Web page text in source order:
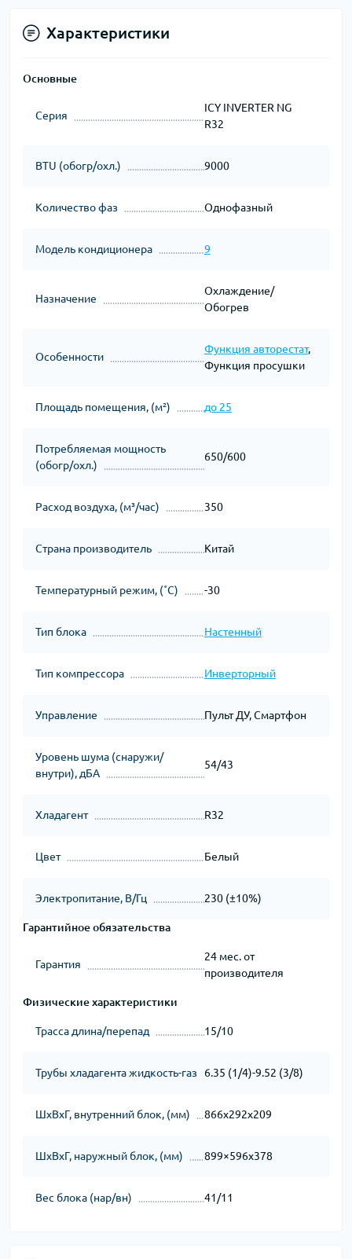
Характеристики
Основные
Серия
ICY INVERTER NG
R32
BTU (обогр/охл.) 9000
Количество фаз Однофазный
Модель кондиционера 9
Назначение
Охлаждение/
Обогрев
Особенности
Функция авторестат,
Функция просушки
Площадь помещения, (м²) до 25
Потребляемая мощность
(обогр/охл.)
650/600
Расход воздуха, (м³/час) 350
Страна производитель Китай
Температурный режим, (˚С) -30
Тип блока Настенный
Тип компрессора Инверторный
Управление Пульт ДУ, Смартфон
Уровень шума (снаружи/
внутри), дБА
54/43
Хладагент R32
Цвет Белый
Электропитание, В/Гц 230 (±10%)
Гарантийное обязательства
Гарантия
24 мес. от
производителя
Физические характеристики
Трасса длина/перепад 15/10
Трубы хладагента жидкость-газ 6.35 (1/4)-9.52 (3/8)
ШхВхГ, внутренний блок, (мм) 866х292х209
ШхВхГ, наружный блок, (мм) 899×596х378
Вес блока (нар/вн) 41/11